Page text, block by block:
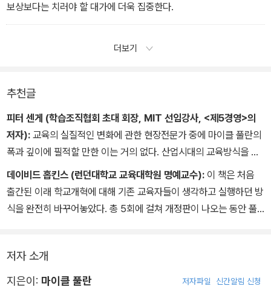
보상보다는 치러야 할 대가에 더욱 집중한다.
더보기
추천글
피터 센게 (학습조직협회 초대 회장, MIT 선임강사, <제5경영>의
저자): 교육의 실질적인 변화에 관한 현장전문가 중에 마이클 풀란의
폭과 깊이에 필적할 만한 이는 거의 없다. 산업시대의 교육방식을 재
고하려는 움직임이 전 세계적으로 일고 있는 요즈음 교육변화의 새로
운 의미와 성공원리를 담은 이 책의 개정판 출간은 이보다 더 시의적
절할 수 없다.
데이비드 홉킨스 (런던대학교 교육대학원 명예교수): 이 책은 처음
출간된 이래 학교개혁에 대해 기존 교육자들이 생각하고 실행하던 방
식을 완전히 바꾸어놓았다. 총 5회에 걸쳐 개정판이 나오는 동안 풀
은 자타가 공인하는 교육변화의 최고 전문가임을 다시금 증명했다.
저자 소개
지은이: 마이클 풀란 저자파일 신간알림 신청